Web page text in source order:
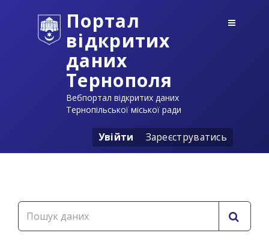
Портал
відкритих
даних
Тернополя
Вебпортал відкритих даних
Тернопільської міської ради
Увійти Зареєструватись